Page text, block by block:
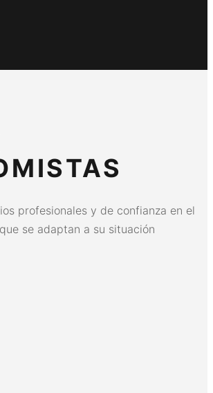
profesionales y de confianza en el
se adaptan a su situación